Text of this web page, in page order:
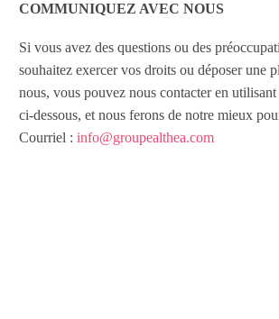
COMMUNIQUEZ AVEC NOUS
Si vous avez des questions ou des
souhaitez exercer vos droits ou déposer une
nous, vous pouvez nous contacter en
ci-dessous, et nous ferons de notre mieux
Courriel : info@groupealthea.com